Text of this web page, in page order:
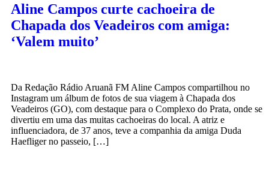
Aline Campos curte cachoeira de
Chapada dos Veadeiros com amiga:
‘Valem muito’
Da Redação Rádio Aruanã FM Aline Campos compartilhou no
Instagram um álbum de fotos de sua viagem à Chapada dos
Veadeiros (GO), com destaque para o Complexo do Prata, onde se
divertiu em uma das muitas cachoeiras do local. A atriz e
influenciadora, de 37 anos, teve a companhia da amiga Duda
Haefliger no passeio, […]